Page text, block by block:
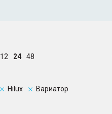
12 24 48
Hilux Вариатор